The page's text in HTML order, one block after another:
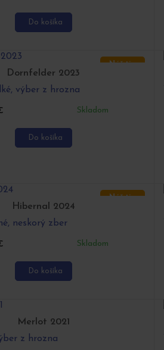
Do košíka
Náš tip
Dornfelder 2023
výber z hrozna
Skladom
Do košíka
Náš tip
Hibernal 2024
neskorý zber
Skladom
Do košíka
Merlot 2021
z hrozna